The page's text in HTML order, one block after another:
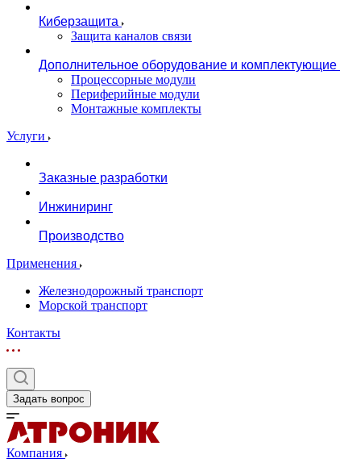
Киберзащита
Защита каналов связи
Дополнительное оборудование и комплектующие
Процессорные модули
Периферийные модули
Монтажные комплекты
Услуги
Заказные разработки
Инжиниринг
Производство
Применения
Железнодорожный транспорт
Морской транспорт
Контакты
Задать вопрос
Компания